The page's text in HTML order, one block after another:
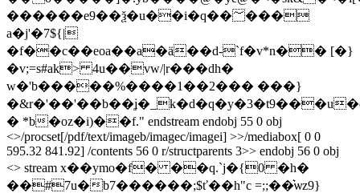
������e9��ѯ�u��i�q��؅���
a�j'�7${|
�f��c��eoa��a�ä��d-`f�v*n�� [�}
�v;=s#ak> 4u��vw/|r���dh�
w�'b�����%����1��2��� ���}
� *b�oz�i)��f." endstream endobj 55 0 obj
<>/procset[/pdf/text/imageb/imagec/imagei] >>/mediabox[ 0 0
595.32 841.92] /contents 56 0 r/structparents 3>> endobj 56 0 obj
<> stream x��ymo�f� ��q.`j�{0 �h�
��#7u�b7������;$ť��h"c =;;��͛ѡz9}